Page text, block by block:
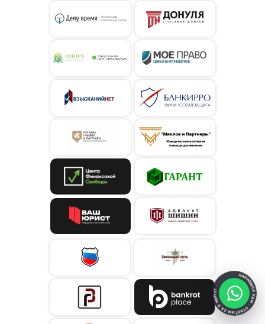
НАПИШИТЕ НАМ · ОТВЕТИМ ЗА 5 МИНУТ ·